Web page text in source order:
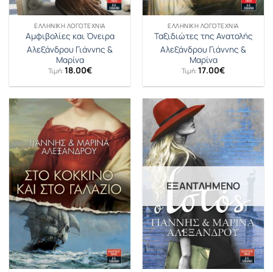
ΕΛΛΗΝΙΚΉ ΛΟΓΟΤΕΧΝΊΑ
Αμφιβολίες και Όνειρα
Αλεξάνδρου Γιάννης &
Μαρίνα
Τιμή: 18.00€
ΕΛΛΗΝΙΚΉ ΛΟΓΟΤΕΧΝΊΑ
Ταξιδιώτες της Ανατολής
Αλεξάνδρου Γιάννης &
Μαρίνα
Τιμή: 17.00€
ΕΞΑΝΤΛΗΜΈΝΟ